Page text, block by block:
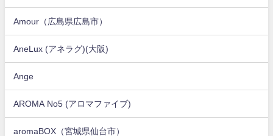
Amour（広島県広島市）
AneLux (アネラグ)(大阪)
Ange
AROMA No5 (アロマファイブ)
aromaBOX（宮城県仙台市）